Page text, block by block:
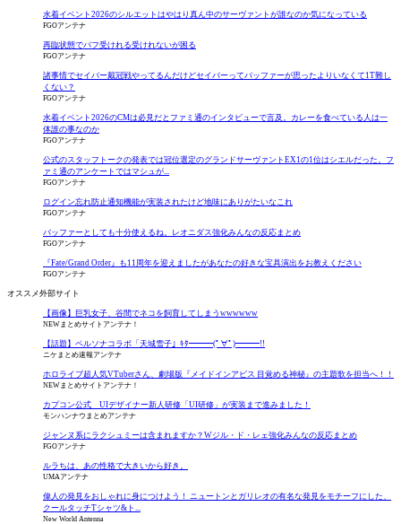
水着イベント2026のシルエットはやはり真ん中のサーヴァントが誰なのか気になっている
FGOアンテナ
再臨状態でバフ受けれる受けれないが困る
FGOアンテナ
諸事情でセイバー戴冠戦やってるんだけどセイバーってバッファーが思ったよりいなくて1T難し
くない？
FGOアンテナ
水着イベント2026のCMは必見だとファミ通のインタビューで言及。カレーを食べている人は一
体誰の事なのか
FGOアンテナ
公式のスタッフトークの発表では冠位選定のグランドサーヴァントEX1の1位はシエルだった。フ
ァミ通のアンケートではマシュが...
FGOアンテナ
ログイン忘れ防止通知機能が実装されたけど地味にありがたいなこれ
FGOアンテナ
バッファーとしても十分使えるね。レオニダス強化みんなの反応まとめ
FGOアンテナ
『Fate/Grand Order』も11周年を迎えましたがあなたの好きな宝具演出をお教えください
FGOアンテナ
オススメ外部サイト
【画像】巨乳女子、谷間でネコを飼育してしまうwwwwww
NEWまとめサイトアンテナ！
【話題】ペルソナコラボ「天城雪子」ｷﾀ━━━(ﾟ∀ﾟ)━━━!!
ニケまとめ速報アンテナ
ホロライブ超人気VTuberさん、劇場版『メイドインアビス 目覚める神秘』の主題歌を担当へ！！
NEWまとめサイトアンテナ！
カプコン公式 UIデザイナー新人研修「UI研修」が実装まで進みました！
モンハンナウまとめアンテナ
ジャンヌ系にラクシュミーは含まれますか？Wジル・ド・レェ強化みんなの反応まとめ
FGOアンテナ
ルラちは、あの性格で大きいから好き。
UMAアンテナ
偉人の発見をおしゃれに身につけよう！ ニュートンとガリレオの有名な発見をモチーフにした、
クールタッチTシャツ&ト...
New World Antenna